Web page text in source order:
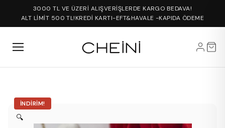
3000 TL VE ÜZERİ ALIŞVERİŞLERDE KARGO BEDAVA!
ALT LİMİT 500 TL!KREDİ KARTI-EFT&HAVALE -KAPIDA ÖDEME
İNDIRIM!
🔍